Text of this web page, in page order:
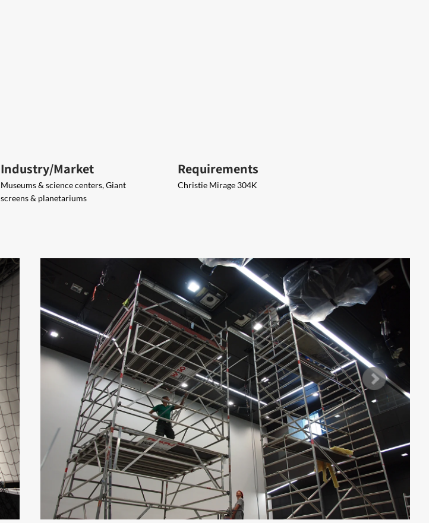
Industry/Market
Museums & science centers, Giant
screens & planetariums
Requirements
Christie Mirage 304K​